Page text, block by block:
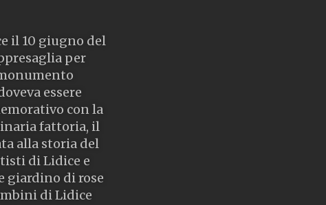
il 10 giugno del
per
essere
con la
fattoria, il
alla storia del
di Lidice e
giardino di rose
di Lidice